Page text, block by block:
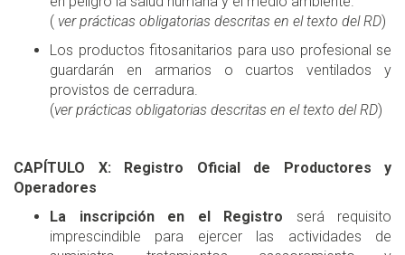
( ver prácticas obligatorias descritas en el texto del RD)
Los productos fitosanitarios para uso profesional se
guardarán en armarios o cuartos ventilados y
provistos de cerradura.
(ver prácticas obligatorias descritas en el texto del RD)
CAPÍTULO X: Registro Oficial de Productores y
Operadores
La inscripción en el Registro será requisito
imprescindible para ejercer las actividades de